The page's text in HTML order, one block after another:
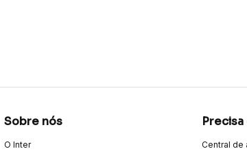
Sobre nós
O Inter Central de